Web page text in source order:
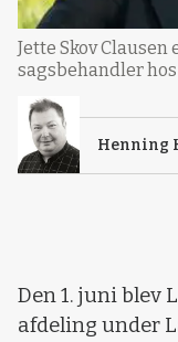
Jette Skov Clausen
sagsbehandler
Henning
Den 1. juni blev
afdeling under